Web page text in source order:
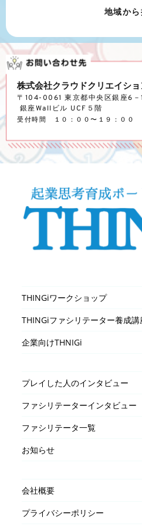
地域から
株式会社クラウドクリエイシ
〒104-0061 東京都中央区銀座6－
銀座Wallビル UCF５階
受付時間　１０：００〜１９：００
THINGiワークショップ
THINGiファシリテーター養成講
企業向けTHNIGi
プレイした人のインタビュー
ファシリテーターインタビュー
ファシリテータ一覧
お知らせ
会社概要
プライバシーポリシー